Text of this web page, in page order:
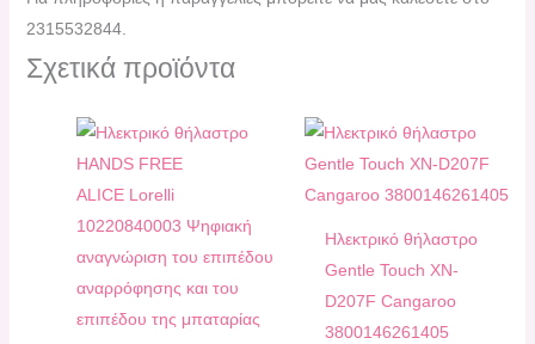
2315532844.
Σχετικά προϊόντα
Ηλεκτρικό θήλαστρο
Gentle Touch XN-
D207F Cangaroo
3800146261405